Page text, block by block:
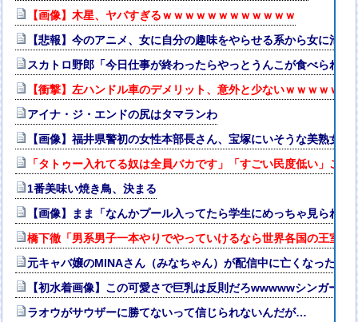
【画像】木星、ヤバすぎるｗｗｗｗｗｗｗｗｗｗｗｗ
【悲報】今のアニメ、女に自分の趣味をやらせる系から女に池沼
スカトロ野郎「今日仕事が終わったらやっとうんこが食べられ
【衝撃】左ハンドル車のデメリット、意外と少ないｗｗｗｗｗ
アイナ・ジ・エンドの尻はタマランわ
【画像】福井県警初の女性本部長さん、宝塚にいそうな美熟女だ
「タトゥー入れてる奴は全員バカです」「すごい民度低い」こ
1番美味い焼き鳥、決まる
【画像】まま「なんかプール入ってたら学生にめっちゃ見られた
橋下徹「男系男子一本やりでやっていけるなら世界各国の王室
元キャバ嬢のMINAさん（みなちゃん）が配信中に亡くなったの
【初水着画像】この可愛さで巨乳は反則だろwwwwwシンガー
ラオウがサウザーに勝てないって信じられないんだが…